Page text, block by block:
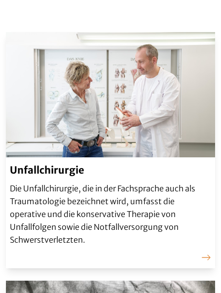
Unfallchirurgie
Die Unfallchirurgie, die in der Fachsprache auch als
Traumatologie bezeichnet wird, umfasst die
operative und die konservative Therapie von
Unfallfolgen sowie die Notfallversorgung von
Schwerstverletzten.